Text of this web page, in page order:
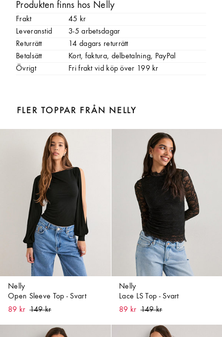
Produkten finns hos Nelly
Frakt
45 kr
Leveranstid
3-5 arbetsdagar
Returrätt
14 dagars returrätt
Betalsätt
Kort, faktura, delbetalning, PayPal
Övrigt
Fri frakt vid köp över 199 kr
FLER TOPPAR FRÅN NELLY
Nelly
Open Sleeve Top - Svart
89 kr
Nelly
Lace LS Top - Svart
89 kr